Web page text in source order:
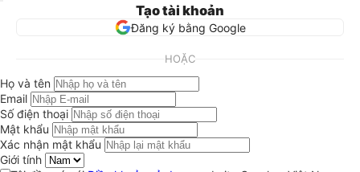
Tạo tài khoản
Đăng ký bằng Google
HOẶC
Họ và tên
Email
Số điện thoại
Mật khẩu
Xác nhận mật khẩu
Giới tính